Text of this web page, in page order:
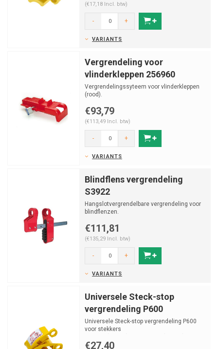
(€17,18 Incl. btw)
- +
VARIANTS
Vergrendeling voor
vlinderkleppen 256960
Vergrendelingssyteem voor vlinderkleppen
(rood).
€93,79
(€113,49 Incl. btw)
- +
VARIANTS
Blindflens vergrendeling
S3922
Hangslotvergrendelbare vergrendeling voor
blindflenzen.
€111,81
(€135,29 Incl. btw)
- +
VARIANTS
Universele Steck-stop
vergrendeling P600
Universele Steck-stop vergrendeling P600
voor stekkers
€27,40